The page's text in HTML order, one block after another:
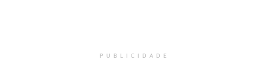
PUBLICIDADE